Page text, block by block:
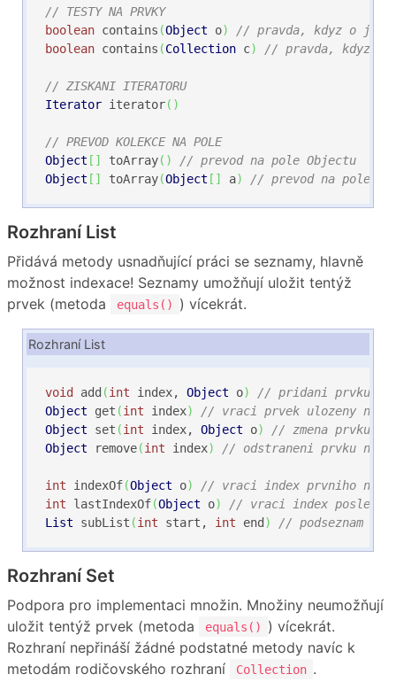
// TESTY NA PRVKY
boolean contains (Object o)
// pravda, kdyz o je
boolean contains (Collection c) // pravda, kdyz
// ZISKANI ITERATORU
Iterator iterator( )
// PREVOD KOLEKCE NA POLE
Object [ ] toArray( )
// prevod na pole Objectu
Object [ ] toArray(Object [ ] a) // prevod na pole
Rozhraní List
Přidává metody usnadňující práci se seznamy, hlavně
možnost indexace! Seznamy umožňují uložit tentýž
prvek (metoda
equals() ) vícekrát.
Rozhraní List
void add (int index, Object o)
// pridani prvku na
Object get (int index)
// vraci prvek ulozeny na
Object set (int index, Object o)
// zmena prvku
Object remove(int index) // odstraneni prvku na
int indexOf(Object o)
// vraci index prvniho
int lastIndexOf(Object o)
// vraci index
List subList (int start, int end ) // podseznam
Rozhraní Set
Podpora pro implementaci množin. Množiny neumožňují
uložit tentýž prvek (metoda
equals()
) vícekrát.
Rozhraní nepřináší žádné podstatné metody navíc k
metodám rodičovského rozhraní
Collection .